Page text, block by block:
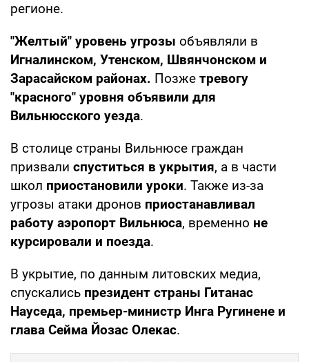
регионе.
"Желтый" уровень угрозы объявляли в
Игналинском, Утенском, Швянчонском и
Зарасайском районах. Позже тревогу
"красного" уровня объявили для
Вильнюсского уезда.
В столице страны Вильнюсе граждан
призвали спуститься в укрытия, а в части
школ приостановили уроки. Также из-за
угрозы атаки дронов приостанавливал
работу аэропорт Вильнюса, временно не
курсировали и поезда.
В укрытие, по данным литовских медиа,
спускались президент страны Гитанас
Науседа, премьер-министр Инга Ругинене и
глава Сейма Йозас Олекас.